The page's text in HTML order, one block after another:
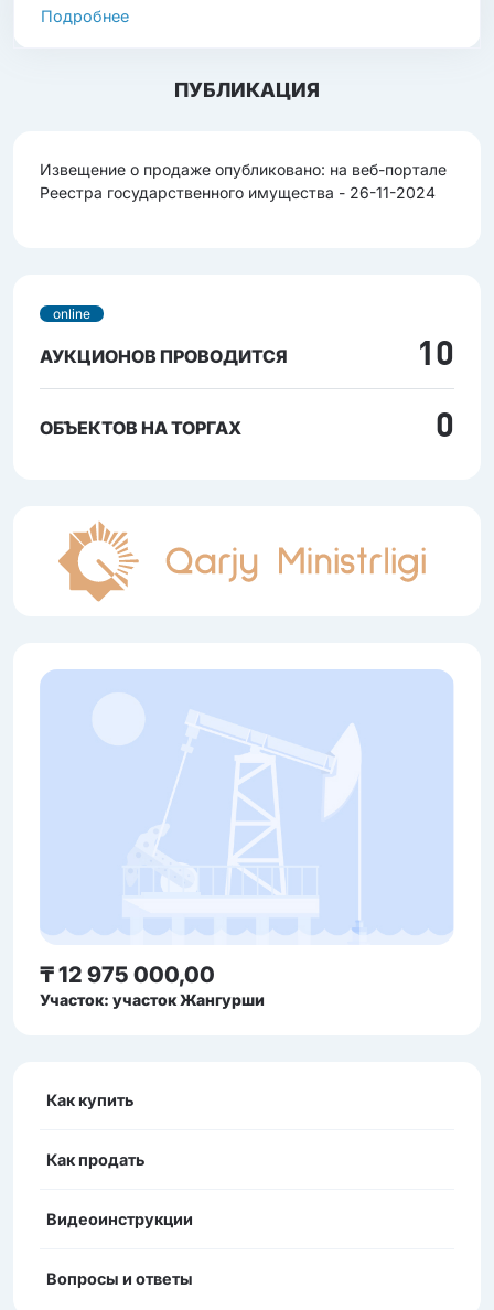
Подробнее
ПУБЛИКАЦИЯ
Извещение о продаже опубликовано: на веб-портале
Реестра государственного имущества - 26-11-2024
online
АУКЦИОНОВ ПРОВОДИТСЯ 10
ОБЪЕКТОВ НА ТОРГАХ 0
₸ 12 975 000,00
Участок: участок Жангурши
Как купить
Как продать
Видеоинструкции
Вопросы и ответы